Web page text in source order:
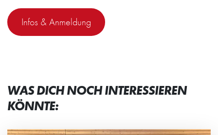
Infos & Anmeldung
WAS DICH NOCH INTERESSIEREN
KÖNNTE: